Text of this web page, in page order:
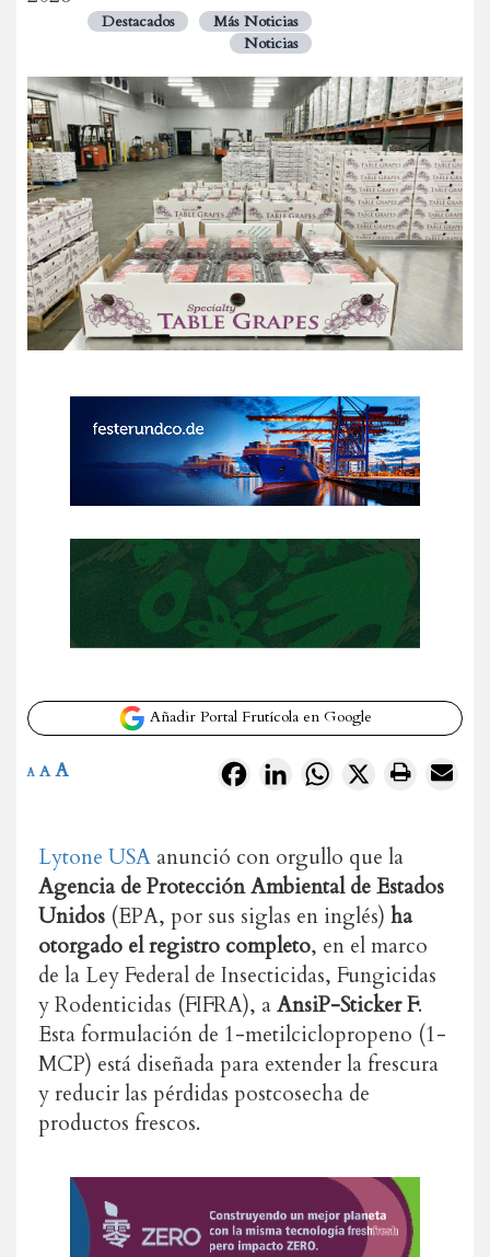
Destacados
Más Noticias
Noticias
Añadir Portal Frutícola en Google
FacebookLinkedInWhatsApp
X
A A A
Lytone USA anunció con orgullo que la
Agencia de Protección Ambiental de Estados
Unidos (EPA, por sus siglas en inglés) ha
otorgado el registro completo, en el marco
de la Ley Federal de Insecticidas, Fungicidas
y Rodenticidas (FIFRA), aAnsiP-Sticker F.
Esta formulación de 1-metilciclopropeno (1-
MCP) está diseñada para extender la frescura
y reducir las pérdidas postcosecha de
productos frescos.